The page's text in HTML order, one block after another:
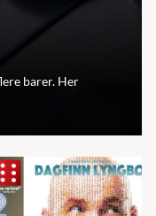
barer. Her